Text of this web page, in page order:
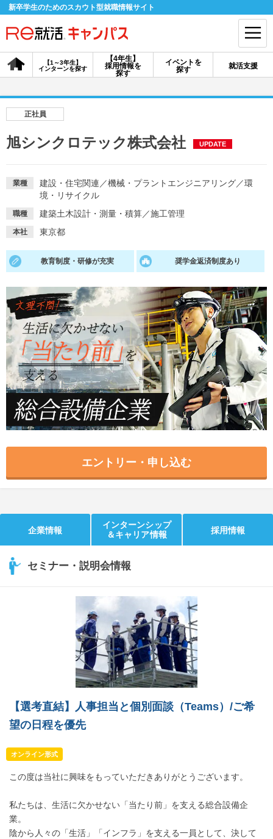
新卒学生のためのスカウト型就職情報サイト
【4年生】
採用情報を
探す
【1～3年生】
インターンを探す
イベントを
探す
就活支援
会員登録 ログイン
採用情報を探す
説明会を探す
インターンを探す
就活ノウハウ・サポート
就活支援
就活ノウハウが満載！
就活コラム
お役立ち記事・相談室など
適職診断
あなたに合う仕事を診断！
就活チャンネル
動画で対策講座をチェック
就活ニュースペーパー
就活時事ニュースを更新
よくある質問
不明点があればこちら
正社員
旭シンクロテック株式会社 UPDATE
業種 建設・住宅関連 ／機械・プラントエンジニアリング／環
境・リサイクル
職種 建築土木設計・測量・積算／施工管理
本社 東京都
教育制度・研修が充実 奨学金返済制度あり
エントリー・申し込む
企業情報
インターンシップ
＆キャリア情報
採用情報
セミナー・説明会情報
【選考直結】人事担当と個別面談（Teams）/ご希
望の日程を優先
オンライン形式
この度は当社に興味をもっていただきありがとうございます。
私たちは、生活に欠かせない「当たり前」を支える総合設備企
業。
陰から人々の「生活」「インフラ」を支える一員として、決して